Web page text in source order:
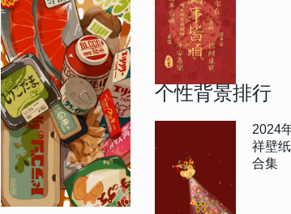
个性背景排行
2024
祥壁
合集